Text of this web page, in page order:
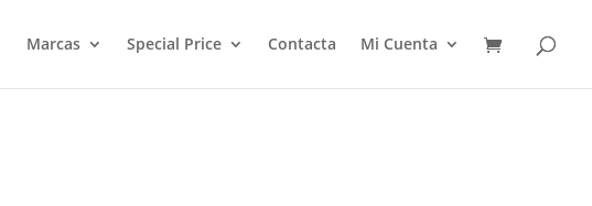
Marcas Special Price Contacta Mi Cuenta